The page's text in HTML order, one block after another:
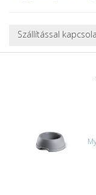
Szállítással
van lehetőség,
akváriumok,
úgyhogy előre
CSOMAG ÁTVÉTELE